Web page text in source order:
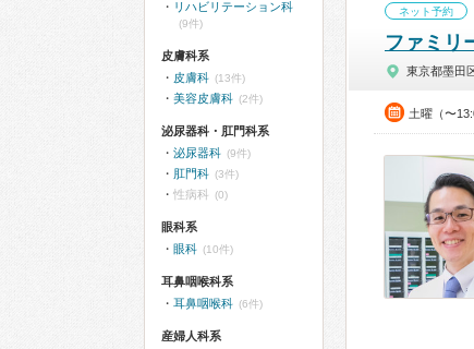
ネット予約
ファミリ
東京都墨田
土曜（〜
リハビリテーション科
(9件)
皮膚科系
皮膚科 (13件)
美容皮膚科 (2件)
泌尿器科・肛門科系
泌尿器科 (9件)
肛門科 (3件)
性病科 (0)
眼科系
眼科 (10件)
耳鼻咽喉科系
耳鼻咽喉科 (6件)
産婦人科系